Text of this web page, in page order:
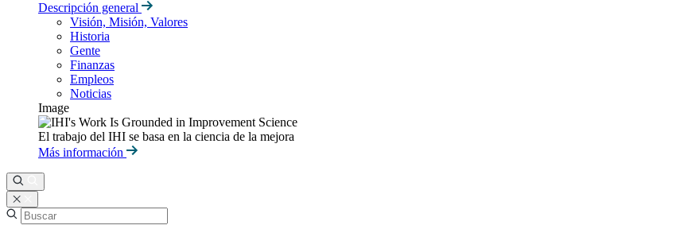
Descripción general
Visión, Misión, Valores
Historia
Gente
Finanzas
Empleos
Noticias
Image
El trabajo del IHI se basa en la ciencia de la mejora
Más información